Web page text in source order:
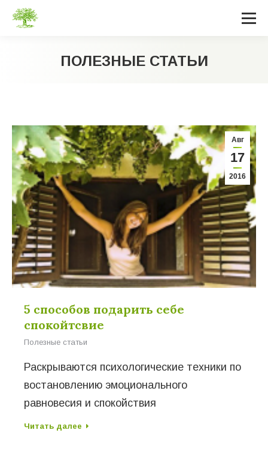
ПОЛЕЗНЫЕ СТАТЬИ
Авг
17
2016
5 способов подарить себе
спокойтсвие
Полезные статьи
Раскрываются психологические техники по
востановлению эмоционального
равновесия и спокойствия
Читать далее